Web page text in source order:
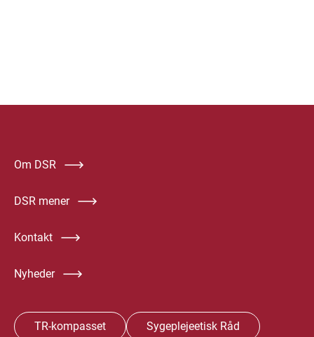
Om DSR
DSR mener
Kontakt
Nyheder
TR-kompasset Sygeplejeetisk Råd